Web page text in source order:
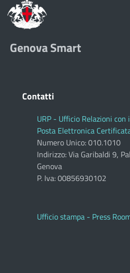
Genova Smart
Contatti
URP - Ufficio Relazioni con
Posta Elettronica
Numero Unico: 010.1010
Indirizzo: Via Garibaldi 9,
Genova
P. Iva: 00856930102
Ufficio stampa - Press